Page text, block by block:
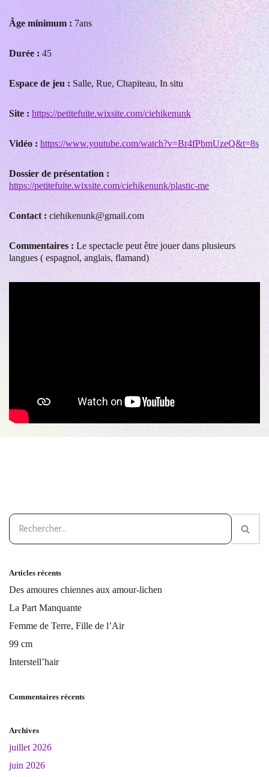
Âge minimum : 7ans
Durée : 45
Espace de jeu :Salle, Rue, Chapiteau, In situ
Site : https://petitefuite.wixsite.com/ciehikenunk
Vidéo : https://www.youtube.com/watch?v=Br4fPbmUzeQ&t=8s
Dossier de présentation :
https://petitefuite.wixsite.com/ciehikenunk/plastic-me
Contact :ciehikenunk@gmail.com
Commentaires : Le spectacle peut être jouer dans plusieurs
langues ( espagnol, anglais, flamand)
Articles récents
Des amoures chiennes aux amour-lichen
La Part Manquante
Femme de Terre, Fille de l’Air
99 cm
Interstell’hair
Commentaires récents
Archives
juillet 2026
juin 2026